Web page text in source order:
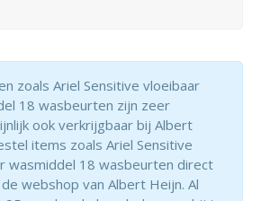
zoals Ariel Sensitive vloeibaar
18 wasbeurten zijn zeer
ook verkrijgbaar bij Albert
items zoals Ariel Sensitive
wasmiddel 18 wasbeurten direct
webshop van Albert Heijn. Al